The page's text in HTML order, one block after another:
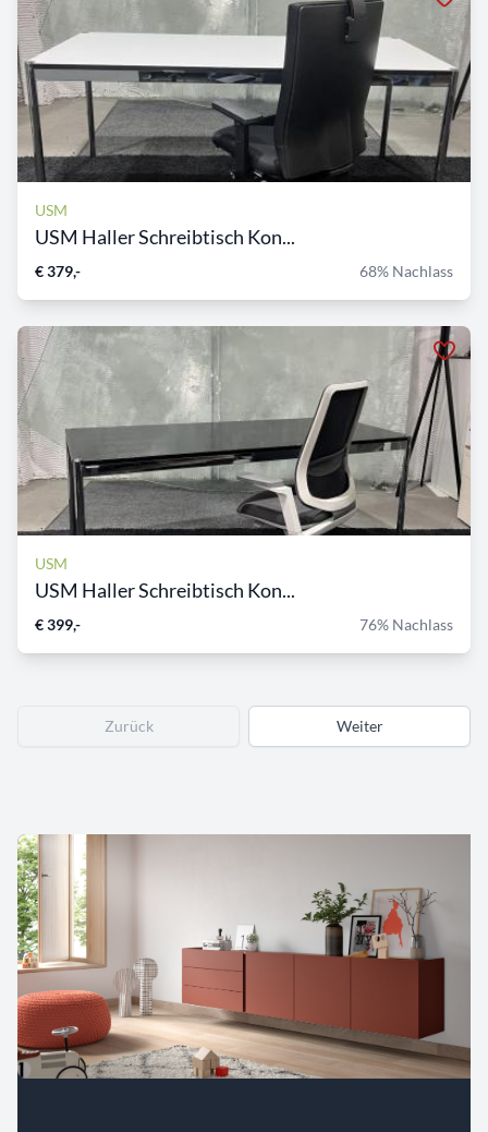
USM
USM Haller Schreibtisch Kon...
€ 379,- 68% Nachlass
USM
USM Haller Schreibtisch Kon...
€ 399,- 76% Nachlass
Zurück Weiter